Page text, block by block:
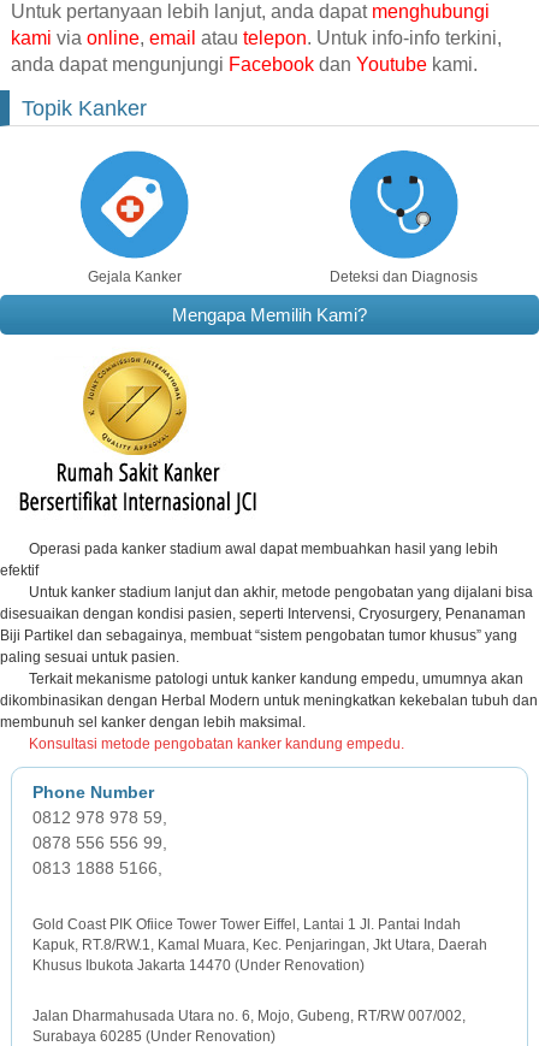
Untuk pertanyaan lebih lanjut, anda dapat menghubungi
kami via online, email atau telepon. Untuk info-info terkini,
anda dapat mengunjungi Facebookdan Youtubekami.
Topik Kanker
Gejala Kanker Deteksi dan Diagnosis
Mengapa Memilih Kami?
Operasi pada kanker stadium awal dapat membuahkan hasil yang lebih
efektif
Untuk kanker stadium lanjut dan akhir, metode pengobatan yang dijalani bisa
disesuaikan dengan kondisi pasien, seperti Intervensi, Cryosurgery, Penanaman
Biji Partikel dan sebagainya, membuat “sistem pengobatan tumor khusus” yang
paling sesuai untuk pasien.
Terkait mekanisme patologi untuk kanker kandung empedu, umumnya akan
dikombinasikan dengan Herbal Modern untuk meningkatkan kekebalan tubuh dan
membunuh sel kanker dengan lebih maksimal.
Konsultasi metode pengobatan kanker kandung empedu.
0812 978 978 59,
0878 556 556 99,
0813 1888 5166,
Gold Coast PIK Ofiice Tower Tower Eiffel, Lantai 1 Jl. Pantai Indah
Kapuk, RT.8/RW.1, Kamal Muara, Kec. Penjaringan, Jkt Utara, Daerah
Khusus Ibukota Jakarta 14470 (Under Renovation)
Jalan Dharmahusada Utara no. 6, Mojo, Gubeng, RT/RW 007/002,
Surabaya 60285 (Under Renovation)